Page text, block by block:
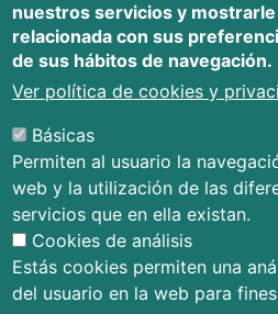
Editorial Universidad de
Edificio Tres Torres, Torre C,
Avda. Los Castros s/n - 39005
Tfno.: 942 201 087 - 942 201
E-mail:publica@unican.es
Términos y condiciones
Mapa Web
Accesibilidad
nuestros servicios y
relacionada con sus
de sus hábitos de navegación.
Ver política de cookies y
Básicas
Permiten al usuario la
web y la utilización de las
servicios que en ella existan.
Cookies de análisis
Estás cookies permiten una
del usuario en la web para